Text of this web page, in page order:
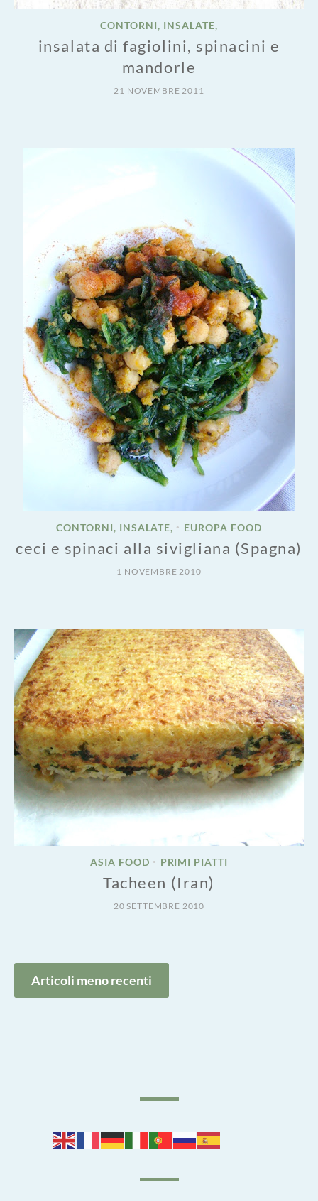
CONTORNI, INSALATE,
insalata di fagiolini, spinacini e
mandorle
21 NOVEMBRE 2011
CONTORNI, INSALATE, • EUROPA FOOD
ceci e spinaci alla sivigliana (Spagna)
1 NOVEMBRE 2010
ASIA FOOD • PRIMI PIATTI
Tacheen (Iran)
20 SETTEMBRE 2010
Navigazione
articoli
Articoli meno recenti